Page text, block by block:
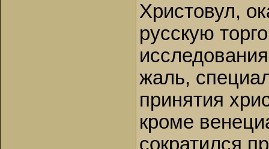
Христовул,
русскую
жаль,
принятия
кроме
сократился